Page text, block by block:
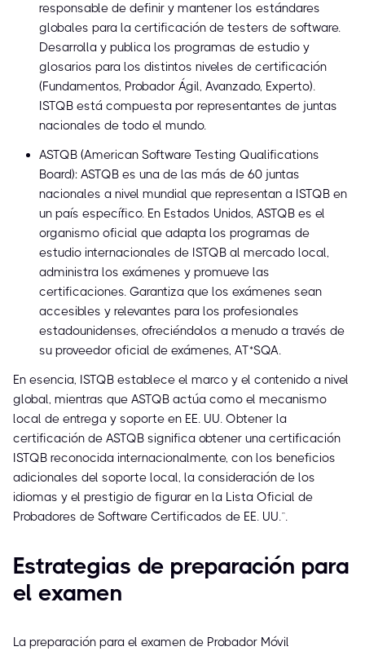
responsable de definir y mantener los estándares
globales para la certificación de testers de software.
Desarrolla y publica los programas de estudio y
glosarios para los distintos niveles de certificación
(Fundamentos, Probador Ágil, Avanzado, Experto).
ISTQB está compuesta por representantes de juntas
nacionales de todo el mundo.
ASTQB (American Software Testing Qualifications
Board): ASTQB es una de las más de 60 juntas
nacionales a nivel mundial que representan a ISTQB en
un país específico. En Estados Unidos, ASTQB es el
organismo oficial que adapta los programas de
estudio internacionales de ISTQB al mercado local,
administra los exámenes y promueve las
certificaciones. Garantiza que los exámenes sean
accesibles y relevantes para los profesionales
estadounidenses, ofreciéndolos a menudo a través de
su proveedor oficial de exámenes, AT*SQA.
En esencia, ISTQB establece el marco y el contenido a nivel
global, mientras que ASTQB actúa como el mecanismo
local de entrega y soporte en EE. UU. Obtener la
certificación de ASTQB significa obtener una certificación
ISTQB reconocida internacionalmente, con los beneficios
adicionales del soporte local, la consideración de los
idiomas y el prestigio de figurar en la Lista Oficial de
Probadores de Software Certificados de EE. UU.™.
Estrategias de preparación para
el examen
La preparación para el examen de Probador Móvil